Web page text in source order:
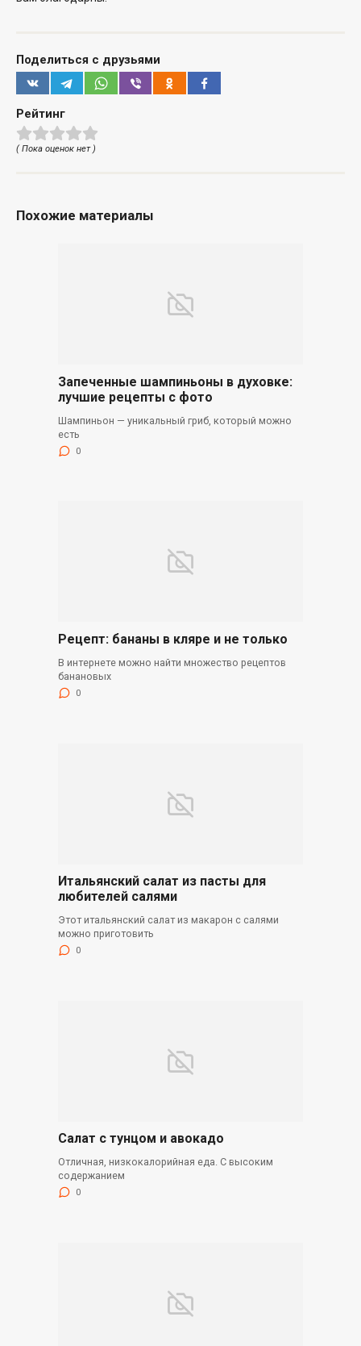
Поделиться с друзьями
Рейтинг
( Пока оценок нет )
Похожие материалы
Запеченные шампиньоны в духовке:
лучшие рецепты с фото
Шампиньон — уникальный гриб, который можно
есть
0
Рецепт: бананы в кляре и не только
В интернете можно найти множество рецептов
банановых
0
Итальянский салат из пасты для
любителей салями
Этот итальянский салат из макарон с салями
можно приготовить
0
Салат с тунцом и авокадо
Отличная, низкокалорийная еда. С высоким
содержанием
0